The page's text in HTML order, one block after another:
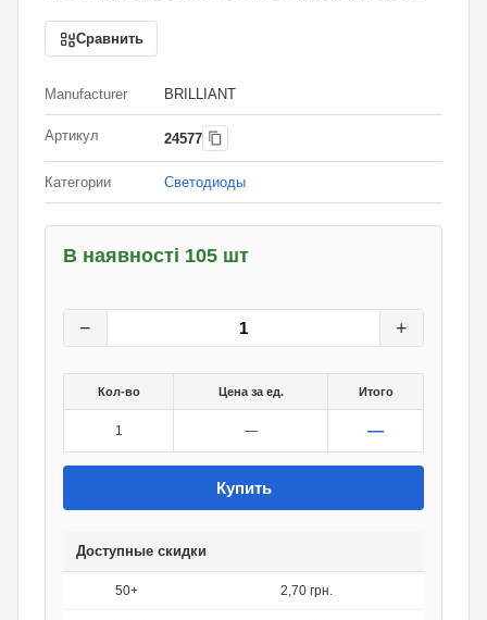
Сравнить
Manufacturer BRILLIANT
Артикул 24577
Категории Светодиоды
В наявності 105 шт
− +
Кол-во Цена за ед. Итого
1 — —
Купить
Доступные скидки
50+ 2,70 грн.